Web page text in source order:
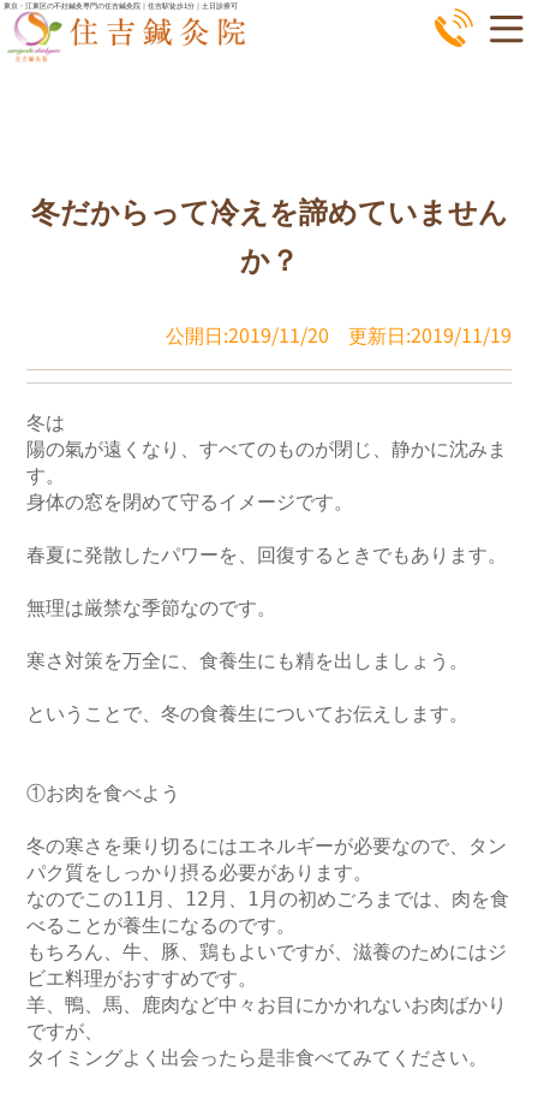
コ
ン
東京・江東区の不妊鍼灸専門の住吉鍼灸院｜住吉駅徒歩1分｜土日診療可
冬だからって冷えを諦めていません
か？
公開日:2019/11/20 更新日:2019/11/19
冬は
陽の氣が遠くなり、すべてのものが閉じ、静かに沈みま
す。
身体の窓を閉めて守るイメージです。
春夏に発散したパワーを、回復するときでもあります。
無理は厳禁な季節なのです。
寒さ対策を万全に、食養生にも精を出しましょう。
ということで、冬の食養生についてお伝えします。
①お肉を食べよう
冬の寒さを乗り切るにはエネルギーが必要なので、タン
パク質をしっかり摂る必要があります。
なのでこの11月、12月、1月の初めごろまでは、肉を食
べることが養生になるのです。
もちろん、牛、豚、鶏もよいですが、滋養のためにはジ
ビエ料理がおすすめです。
羊、鴨、馬、鹿肉など中々お目にかかれないお肉ばかり
ですが、
タイミングよく出会ったら是非食べてみてください。